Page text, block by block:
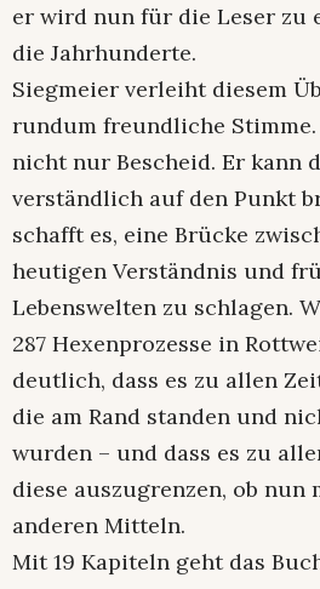
er wird nun für die Leser zu
die Jahrhunderte.
Siegmeier verleiht diesem
rundum freundliche
nicht nur Bescheid. Er kann
verständlich auf den Punkt
schafft es, eine Brücke
heutigen Verständnis und
Lebenswelten zu schlagen.
287 Hexenprozesse in
deutlich, dass es zu allen
die am Rand standen und
wurden – und dass es zu
diese auszugrenzen, ob nun
anderen Mitteln.
Mit 19 Kapiteln geht das